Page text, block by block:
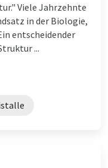
Viele Jahrzehnte
in der Biologie,
entscheidender
...